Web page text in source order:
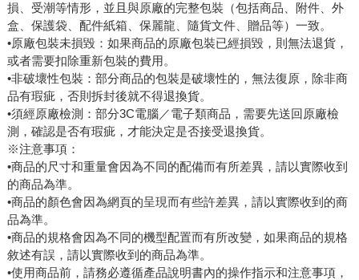
損、受潮等情形，並且與原廠的完整包裝（包括商品、附件、外
盒、保護袋、配件紙箱、保麗龍、隨貨文件、贈品等）一致。
•原廠包裝未損毀：如果商品的原廠包裝已經損毀，則無法退貨，
或者需要扣除重新包裝的費用。
•非破壞性包裝：部分商品的包裝是破壞性的，無法復原，除非商
品有瑕疵，否則拆封後就不得退換貨。
•須經原廠檢測：部分3C電腦／電子類商品，需要先送回原廠檢
測，確認是否有瑕疵，才能決定是否接受退換貨。
※注意事項：
•商品的尺寸和重量會因為不同的配備而有所差異，請以實際收到
的商品為準。
•商品的顏色會因為網頁的呈現而有些許差異，請以實際收到的商
品為準。
•商品的規格會因為不同的機型配置而有所改變，如果商品的規格
敘述有誤，請以實際收到的商品為準。
•使用商品前，請務必遵循產品說明書內的操作指示和注意事項，